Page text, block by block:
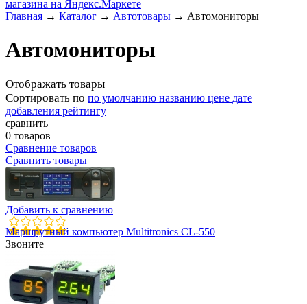
Главная → Каталог → Автотовары → Автомониторы
Автомониторы
Отображать товары
Сортировать по по умолчанию названию цене дате
добавления рейтингу
сравнить
0 товаров
Сравнение товаров
Сравнить товары
Добавить к сравнению
Маршрутный компьютер Multitronics CL-550
Звоните